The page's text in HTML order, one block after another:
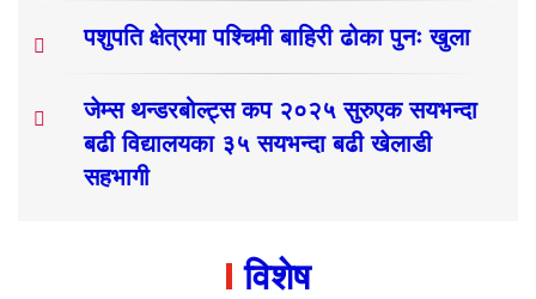
पशुपति क्षेत्रमा पश्चिमी बाहिरी ढोका पुनः खुला
जेम्स थन्डरबोल्ट्स कप २०२५ सुरुएक सयभन्दा
बढी विद्यालयका ३५ सयभन्दा बढी खेलाडी
सहभागी
विशेष